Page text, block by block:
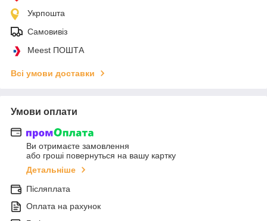
Укрпошта
Самовивіз
Meest ПОШТА
Всі умови доставки
Умови оплати
Ви отримаєте замовлення
або гроші повернуться на вашу картку
Детальніше
Післяплата
Оплата на рахунок